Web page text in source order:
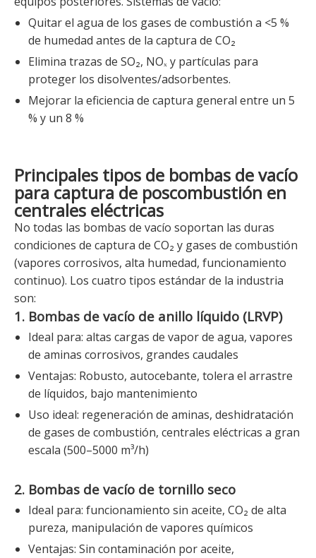
Quitar el agua de los gases de combustión a <5 %
de humedad antes de la captura de CO₂
Elimina trazas de SO₂, NOₓ y partículas para
proteger los disolventes/adsorbentes.
Mejorar la eficiencia de captura general entre un 5
% y un 8 %
Principales tipos de bombas de vacío
para captura de poscombustión en
centrales eléctricas
No todas las bombas de vacío soportan las duras
condiciones de captura de CO₂ y gases de combustión
(vapores corrosivos, alta humedad, funcionamiento
continuo). Los cuatro tipos estándar de la industria
son:
1. Bombas de vacío de anillo líquido (LRVP)
Ideal para: altas cargas de vapor de agua, vapores
de aminas corrosivos, grandes caudales
Ventajas: Robusto, autocebante, tolera el arrastre
de líquidos, bajo mantenimiento
Uso ideal: regeneración de aminas, deshidratación
de gases de combustión, centrales eléctricas a gran
escala (500–5000 m³/h)
2. Bombas de vacío de tornillo seco
Ideal para: funcionamiento sin aceite, CO₂ de alta
pureza, manipulación de vapores químicos
Ventajas: Sin contaminación por aceite,